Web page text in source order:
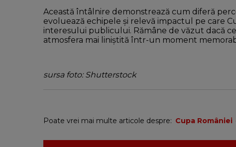
Această întâlnire demonstrează cum diferă
evoluează echipele și relevă impactul pe care
interesului publicului. Rămâne de văzut dacă
atmosfera mai liniștită într-un moment
sursa foto: Shutterstock
Poate vrei mai multe articole despre: Cupa României